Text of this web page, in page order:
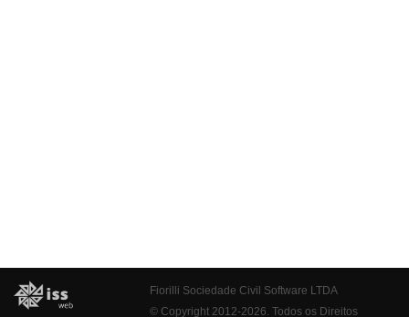
Fiorilli Sociedade Civil Software LTDA
© Copyright 2012-2026. Todos os Direitos